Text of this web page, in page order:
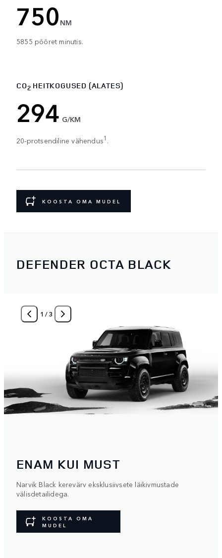
750 NM
5855 pööret minutis.
CO2 HEITKOGUSED (ALATES)
294 G/KM
20-protsendiline vähendus1 .
KOOSTA OMA MUDEL
DEFENDER OCTA BLACK
ENAM KUI MUST
Narvik Black kerevärv eksklusiivsete läikivmustade
välisdetailidega.
KOOSTA OMA
MUDEL
1 /3